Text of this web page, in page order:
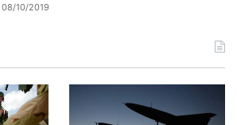
08/10/2019